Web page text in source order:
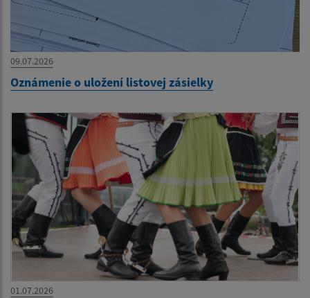
09.07.2026
Oznámenie o uložení listovej zásielky
01.07.2026